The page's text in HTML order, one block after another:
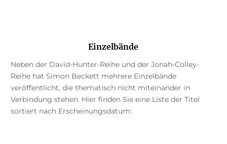
Einzelbände
Neben der David-Hunter-Reihe und der Jonah-Colley-
Reihe hat Simon Beckett mehrere Einzelbände
veröffentlicht, die thematisch nicht miteinander in
Verbindung stehen. Hier finden Sie eine Liste der Titel
sortiert nach Erscheinungsdatum: